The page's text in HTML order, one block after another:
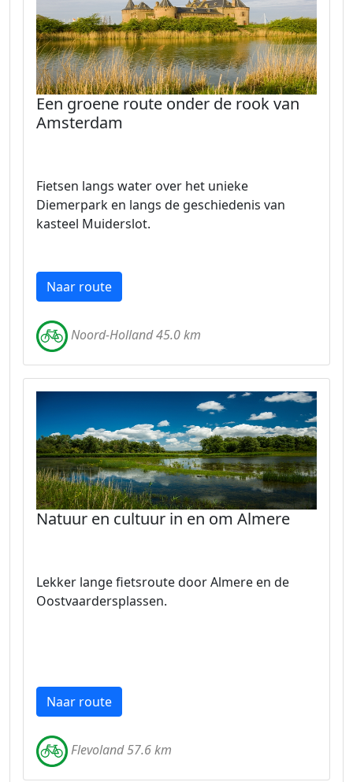
Een groene route onder de rook van
Amsterdam
Fietsen langs water over het unieke
Diemerpark en langs de geschiedenis van
kasteel Muiderslot.
Naar route
Noord-Holland 45.0 km
Natuur en cultuur in en om Almere
Lekker lange fietsroute door Almere en de
Oostvaardersplassen.
Naar route
Flevoland 57.6 km